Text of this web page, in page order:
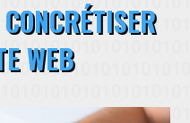
WEB